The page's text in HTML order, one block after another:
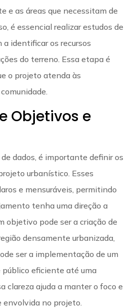
e as áreas que necessitam de
é essencial realizar estudos de
a identificar os recursos
do terreno. Essa etapa é
o projeto atenda às
Objetivos e
dados, é importante definir os
urbanístico. Esses
e mensuráveis, permitindo
tenha uma direção a
objetivo pode ser a criação de
densamente urbanizada,
ser a implementação de um
eficiente até uma
clareza ajuda a manter o foco e
no projeto.